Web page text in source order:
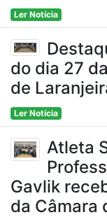
Ler Notícia
do dia 27
de
Ler Notícia
Atleta
Gavlik
da Câmara